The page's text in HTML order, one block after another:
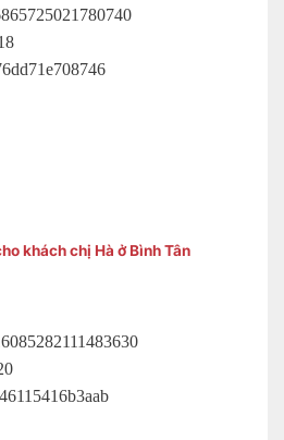
khách chị Hà ở Bình Tân